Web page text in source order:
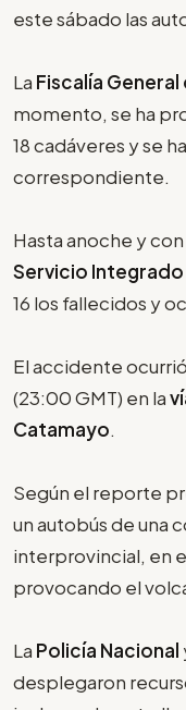
este sábado las
La Fiscalía
momento, se ha
18 cadáveres y se
correspondiente.
Hasta anoche y
Servicio Integrado
16 los fallecidos y
El accidente
(23:00 GMT) en la
Catamayo.
Según el reporte
un autobús de una
interprovincial, en
provocando el
La Policía Nacional
desplegaron